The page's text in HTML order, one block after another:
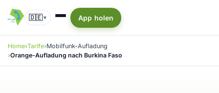
🇩🇪▾ App holen
Home Tarife Mobilfunk-Aufladung
Orange-Aufladung nach Burkina Faso